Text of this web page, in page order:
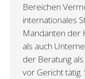
Bereichen
internationales
Mandanten der
als auch
der Beratung
vor Gericht tätig.